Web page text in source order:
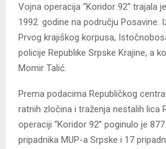
Vojna operacija “Koridor 92” trajala
1992. godine na području Posavine.
Prvog krajiškog korpusa,
policije Republike Srpske Krajine, a
Momir Talić.
Prema podacima Republičkog
ratnih zločina i traženja nestalih lica
operaciji “Koridor 92” poginulo je
pripadnika MUP-a Srpske i 17